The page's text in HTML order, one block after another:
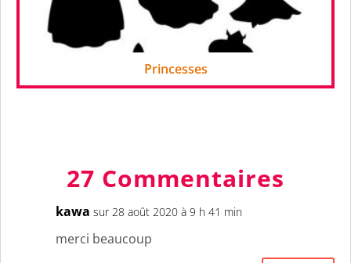
Princesses
27 Commentaires
kawa sur 28 août 2020 à 9 h 41 min
merci beaucoup